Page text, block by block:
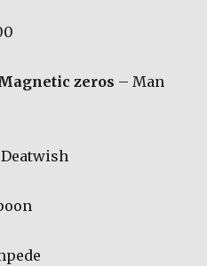
zeros – Man